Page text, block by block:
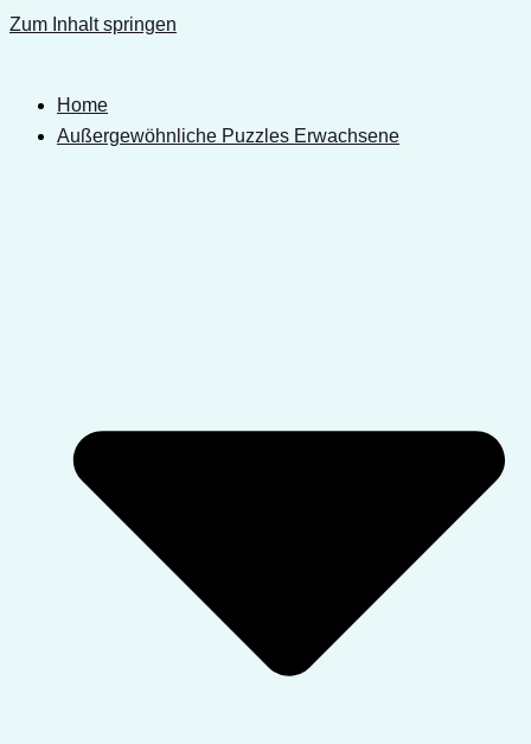
Zum Inhalt springen
Home
Außergewöhnliche Puzzles Erwachsene